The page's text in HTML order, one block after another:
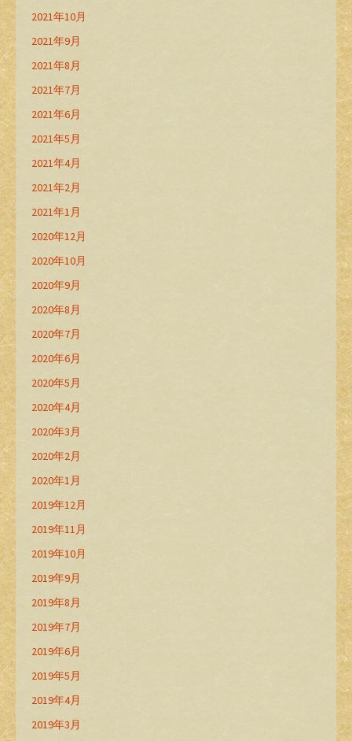
2021年10月
2021年9月
2021年8月
2021年7月
2021年6月
2021年5月
2021年4月
2021年2月
2021年1月
2020年12月
2020年10月
2020年9月
2020年8月
2020年7月
2020年6月
2020年5月
2020年4月
2020年3月
2020年2月
2020年1月
2019年12月
2019年11月
2019年10月
2019年9月
2019年8月
2019年7月
2019年6月
2019年5月
2019年4月
2019年3月